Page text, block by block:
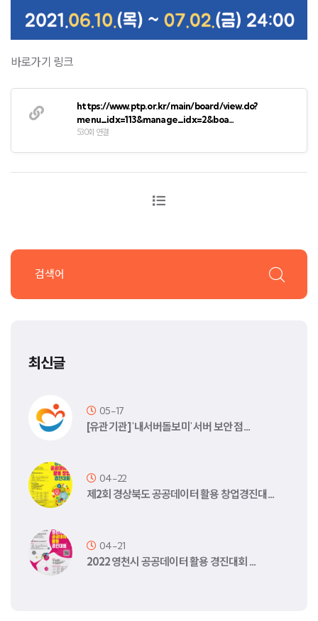
바로가기 링크
https://www.ptp.or.kr/main/board/view.do?
menu_idx=113&manage_idx=2&boa…
530회 연결
최신글
05-17
[유관기관] '내서버돌보미' 서버 보안 점…
04-22
제2회 경상북도 공공데이터 활용 창업경진대…
04-21
2022 영천시 공공데이터 활용 경진대회 …